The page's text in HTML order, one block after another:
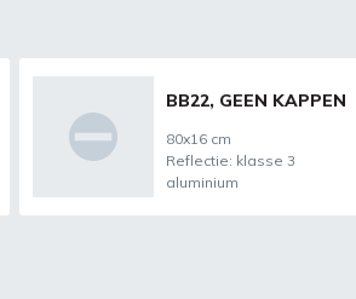
BB22, GEEN KAPPEN
80x16 cm
Reflectie: klasse 3
aluminium